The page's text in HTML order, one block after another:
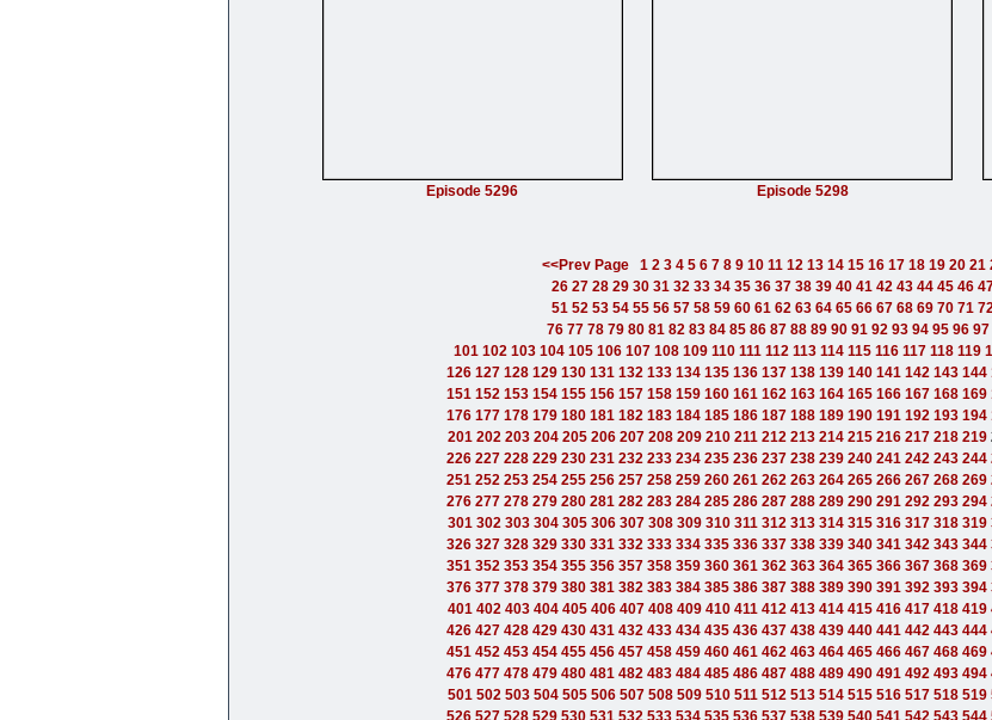
Episode 5296 Episode 5298
<<Prev Page 1 2 3 4 5 6 7 8 9 10 11 12 13 14 15 16 17 18 19 20 21
26 27 28 29 30 31 32 33 34 35 36 37 38 39 40 41 42 43 44 45 46
51 52 53 54 55 56 57 58 59 60 61 62 63 64 65 66 67 68 69 70 71
76 77 78 79 80 81 82 83 84 85 86 87 88 89 90 91 92 93 94 95 96 97
101 102 103 104 105 106 107 108 109 110 111 112 113 114 115 116 117 118 119
126 127 128 129 130 131 132 133 134 135 136 137 138 139 140 141 142 143 144
151 152 153 154 155 156 157 158 159 160 161 162 163 164 165 166 167 168 169
176 177 178 179 180 181 182 183 184 185 186 187 188 189 190 191 192 193 194
201 202 203 204 205 206 207 208 209 210 211 212 213 214 215 216 217 218 219
226 227 228 229 230 231 232 233 234 235 236 237 238 239 240 241 242 243 244
251 252 253 254 255 256 257 258 259 260 261 262 263 264 265 266 267 268 269
276 277 278 279 280 281 282 283 284 285 286 287 288 289 290 291 292 293 294
301 302 303 304 305 306 307 308 309 310 311 312 313 314 315 316 317 318 319
326 327 328 329 330 331 332 333 334 335 336 337 338 339 340 341 342 343 344
351 352 353 354 355 356 357 358 359 360 361 362 363 364 365 366 367 368 369
376 377 378 379 380 381 382 383 384 385 386 387 388 389 390 391 392 393 394
401 402 403 404 405 406 407 408 409 410 411 412 413 414 415 416 417 418 419
426 427 428 429 430 431 432 433 434 435 436 437 438 439 440 441 442 443 444
451 452 453 454 455 456 457 458 459 460 461 462 463 464 465 466 467 468 469
476 477 478 479 480 481 482 483 484 485 486 487 488 489 490 491 492 493 494
501 502 503 504 505 506 507 508 509 510 511 512 513 514 515 516 517 518 519
526 527 528 529 530 531 532 533 534 535 536 537 538 539 540 541 542 543 544